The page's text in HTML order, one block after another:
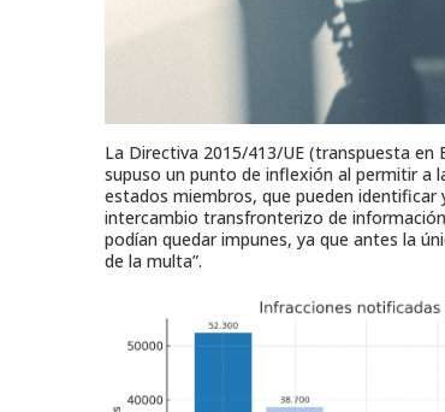
La Directiva 2015/413/UE (transpuesta en
supuso un punto de inflexión al permitir a
estados miembros, que pueden identificar
intercambio transfronterizo de
podían quedar impunes, ya que antes la
de la multa”.